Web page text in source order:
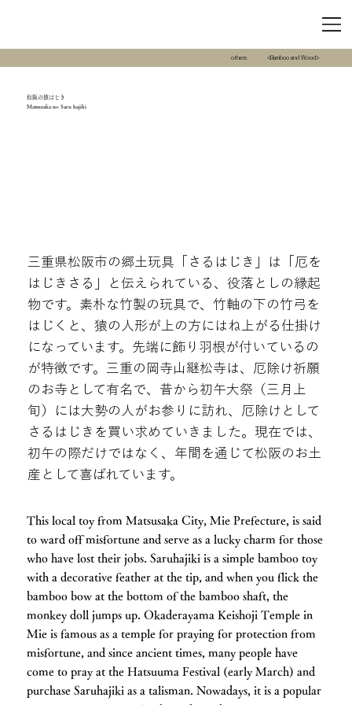
others <Bamboo and Wood>
松阪の猿はじき
Matsuzaka no Saru hajiki
三重県松阪市の郷土玩具「さるはじき」は「厄を
はじきさる」と伝えられている、役落としの縁起
物です。素朴な竹製の玩具で、竹軸の下の竹弓を
はじくと、猿の人形が上の方にはね上がる仕掛け
になっています。先端に飾り羽根が付いているの
が特徴です。三重の岡寺山継松寺は、厄除け祈願
のお寺として有名で、昔から初午大祭（三月上
旬）には大勢の人がお参りに訪れ、厄除けとして
さるはじきを買い求めていきました。現在では、
初午の際だけではなく、年間を通じて松阪のお土
産として喜ばれています。
This local toy from Matsusaka City, Mie Prefecture, is said
to ward off misfortune and serve as a lucky charm for those
who have lost their jobs. Saruhajiki is a simple bamboo toy
with a decorative feather at the tip, and when you flick the
bamboo bow at the bottom of the bamboo shaft, the
monkey doll jumps up. Okaderayama Keishoji Temple in
Mie is famous as a temple for praying for protection from
misfortune, and since ancient times, many people have
come to pray at the Hatsuuma Festival (early March) and
purchase Saruhajiki as a talisman. Nowadays, it is a popular